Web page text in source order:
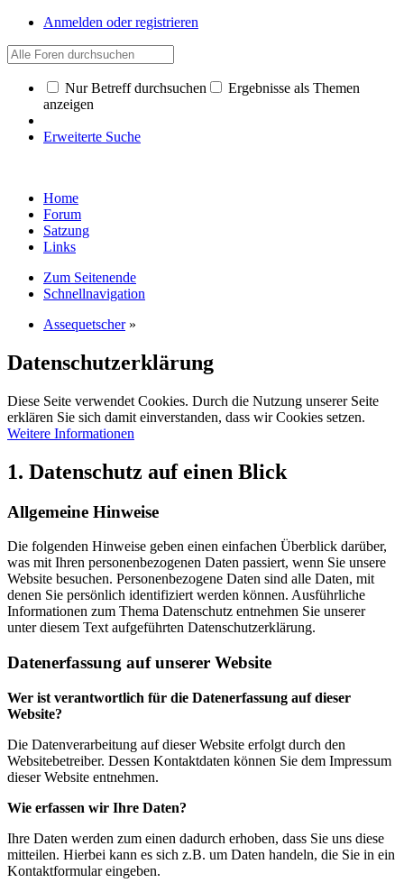
Anmelden oder registrieren
Nur Betreff durchsuchen
Ergebnisse als Themen
anzeigen
Erweiterte Suche
Home
Forum
Satzung
Links
Zum Seitenende
Schnellnavigation
Assequetscher »
Datenschutzerklärung
Diese Seite verwendet Cookies. Durch die Nutzung unserer Seite
erklären Sie sich damit einverstanden, dass wir Cookies setzen.
Weitere Informationen
1. Datenschutz auf einen Blick
Allgemeine Hinweise
Die folgenden Hinweise geben einen einfachen Überblick darüber,
was mit Ihren personenbezogenen Daten passiert, wenn Sie unsere
Website besuchen. Personenbezogene Daten sind alle Daten, mit
denen Sie persönlich identifiziert werden können. Ausführliche
Informationen zum Thema Datenschutz entnehmen Sie unserer
unter diesem Text aufgeführten Datenschutzerklärung.
Datenerfassung auf unserer Website
Wer ist verantwortlich für die Datenerfassung auf dieser
Website?
Die Datenverarbeitung auf dieser Website erfolgt durch den
Websitebetreiber. Dessen Kontaktdaten können Sie dem Impressum
dieser Website entnehmen.
Wie erfassen wir Ihre Daten?
Ihre Daten werden zum einen dadurch erhoben, dass Sie uns diese
mitteilen. Hierbei kann es sich z.B. um Daten handeln, die Sie in ein
Kontaktformular eingeben.